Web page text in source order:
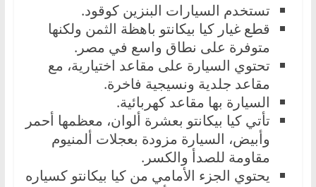
تستخدم السيارات البنزين كوقود.
قطع غيار كيا بيكانتو باهظة الثمن ولكنها
متوفرة على نطاق واسع في مصر.
تحتوي السيارة على مقاعد اختيارية، مع
مقاعد جلدية ونسيجية فاخرة.
السيارة بها مقاعد كهربائية.
تأتي كيا بيكانتو بعشرة ألوان، معظمها أحمر
وأبيض، السيارة مزودة بعجلات ألمنيوم
مقاومة للصدأ والكسر.
يحتوي الجزء الأمامي من كيا بيكانتو كسياره